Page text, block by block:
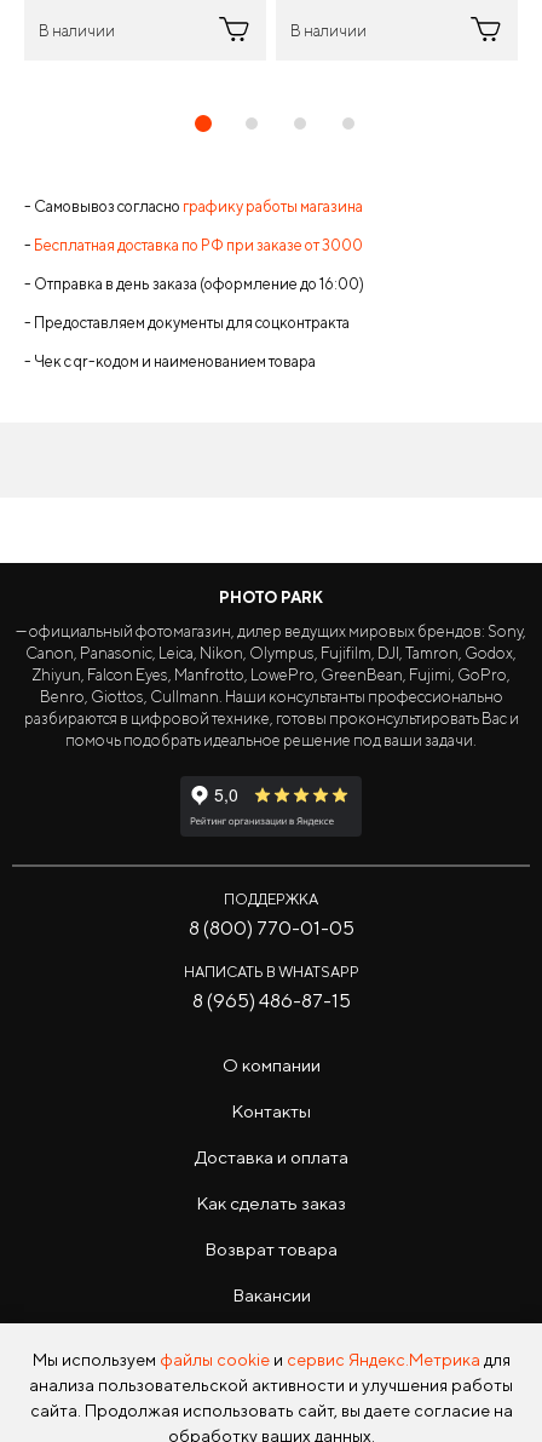
В наличии В наличии
- Самовывоз согласно графику работы магазина
- Бесплатная доставка по РФ при заказе от 3000
- Отправка в день заказа (оформление до 16:00)
- Предоставляем документы для соцконтракта
- Чек с qr-кодом и наименованием товара
PHOTO PARK
— официальный фотомагазин, дилер ведущих мировых брендов: Sony,
Canon, Panasonic, Leica, Nikon, Olympus, Fujifilm, DJI, Tamron, Godox,
Zhiyun, Falcon Eyes, Manfrotto, LowePro, GreenBean, Fujimi, GoPro,
Benro, Giottos, Cullmann. Наши консультанты профессионально
разбираются в цифровой технике, готовы проконсультировать Вас и
помочь подобрать идеальное решение под ваши задачи.
ПОДДЕРЖКА
8 (800) 770-01-05
НАПИСАТЬ В WHATSAPP
8 (965) 486-87-15
О компании
Контакты
Доставка и оплата
Как сделать заказ
Возврат товара
Вакансии
Мы используем файлы cookieи сервис Яндекс.Метрика для
анализа пользовательской активности и улучшения работы
сайта. Продолжая использовать сайт, вы даете согласие на
обработку ваших данных.